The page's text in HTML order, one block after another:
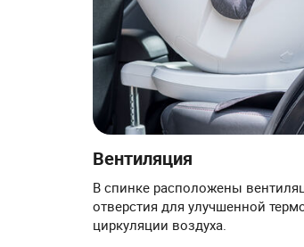
Вентиляция
В спинке расположены
отверстия для улучшенной
циркуляции воздуха.